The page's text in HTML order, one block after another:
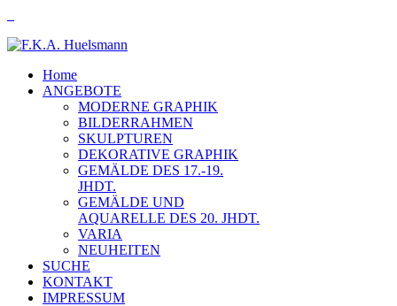
Home
ANGEBOTE
MODERNE GRAPHIK
BILDERRAHMEN
SKULPTUREN
DEKORATIVE GRAPHIK
GEMÄLDE DES 17.-19.
JHDT.
GEMÄLDE UND
AQUARELLE DES 20. JHDT.
VARIA
NEUHEITEN
SUCHE
KONTAKT
IMPRESSUM